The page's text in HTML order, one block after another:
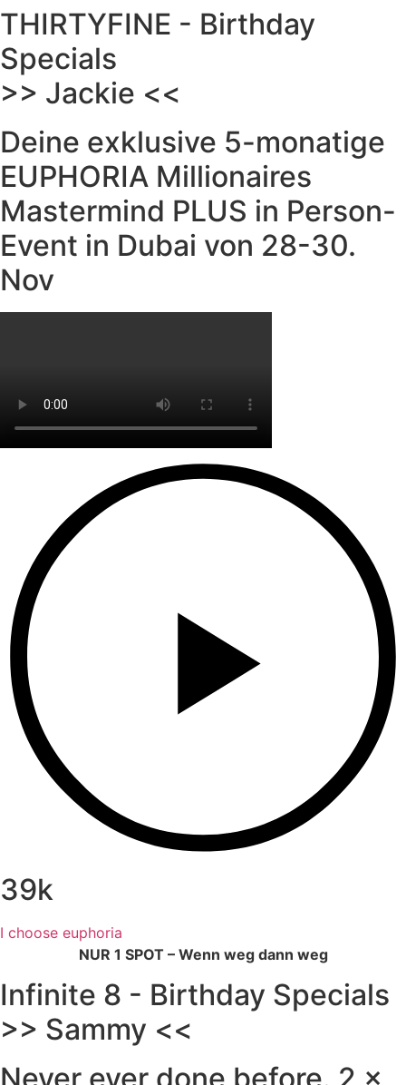
THIRTYFINE - Birthday
Specials
>> Jackie <<
Deine exklusive 5-monatige
EUPHORIA Millionaires
Mastermind PLUS in Person-
Event in Dubai von 28-30.
Nov
39k
I choose euphoria
NUR 1 SPOT – Wenn weg dann weg
Infinite 8 - Birthday Specials
>> Sammy <<